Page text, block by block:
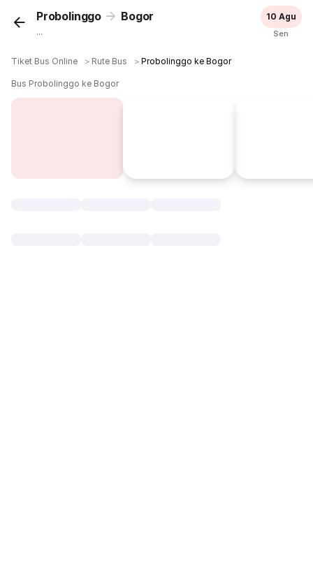
Probolinggo Bogor
...
10 Agu
Sen
Tiket Bus Online ＞ Rute Bus ＞Probolinggo ke Bogor
Bus Probolinggo ke Bogor